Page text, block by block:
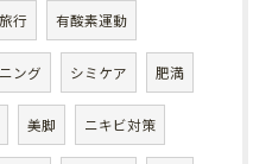
行 有酸素運動
ング シミケア 肥満
美脚 ニキビ対策